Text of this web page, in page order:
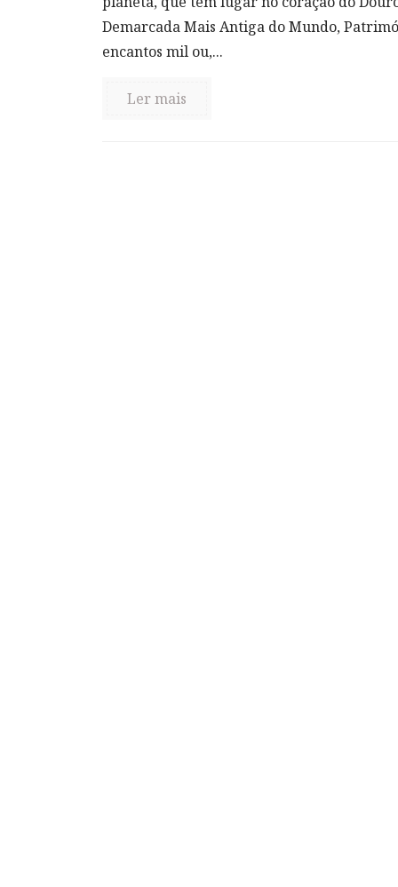
Demarcada Mais Antiga do Mundo,
encantos mil ou,...
Ler mais